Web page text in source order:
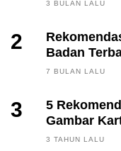
3 BULAN LALU
2
Badan
7 BULAN LALU
3
5
Gambar
3 TAHUN LALU